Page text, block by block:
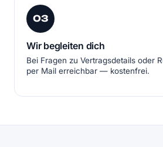
03
Wir begleiten dich
Bei Fragen zu Vertragsdetails oder
per Mail erreichbar — kostenfrei.